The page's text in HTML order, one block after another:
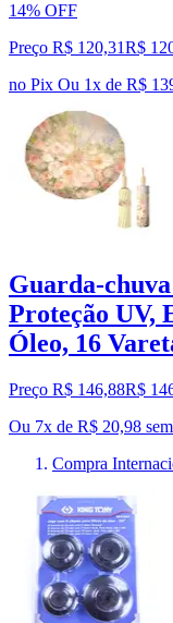
14% OFF
Preço R$ 120,31R$
no Pix Ou 1x de R$
Guarda-
Proteção UV,
Óleo, 16
Preço R$ 146,88R$
Ou 7x de R$ 20,98
Compra